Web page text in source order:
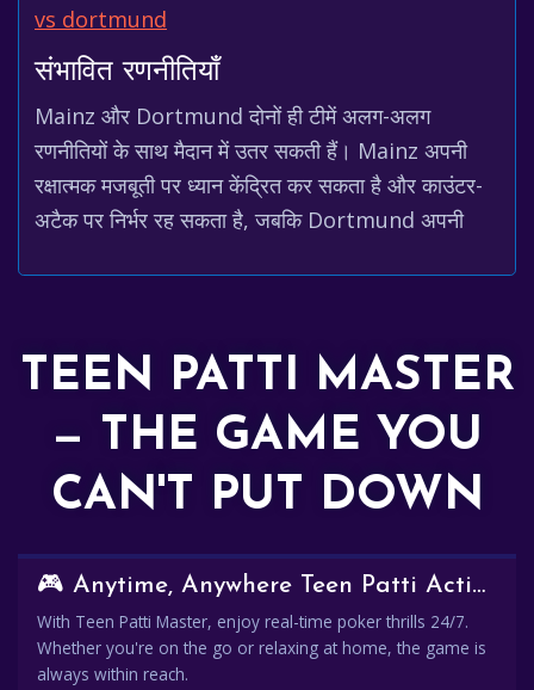
vs dortmund
संभावित रणनीतियाँ
Mainz और Dortmund दोनों ही टीमें अलग-अलग
रणनीतियों के साथ मैदान में उतर सकती हैं। Mainz अपनी
रक्षात्मक मजबूती पर ध्यान केंद्रित कर सकता है और काउंटर-
अटैक पर निर्भर रह सकता है, जबकि Dortmund अपनी
TEEN PATTI MASTER
— THE GAME YOU
CAN'T PUT DOWN
🎮 Anytime, Anywhere Teen Patti Action
With Teen Patti Master, enjoy real-time poker thrills 24/7.
Whether you're on the go or relaxing at home, the game is
always within reach.